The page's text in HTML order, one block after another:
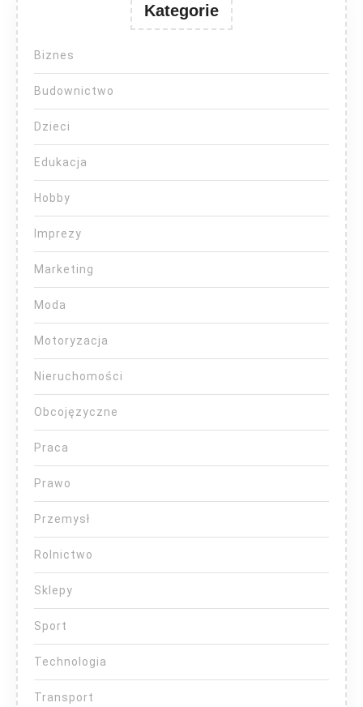
Kategorie
Biznes
Budownictwo
Dzieci
Edukacja
Hobby
Imprezy
Marketing
Moda
Motoryzacja
Nieruchomości
Obcojęzyczne
Praca
Prawo
Przemysł
Rolnictwo
Sklepy
Sport
Technologia
Transport